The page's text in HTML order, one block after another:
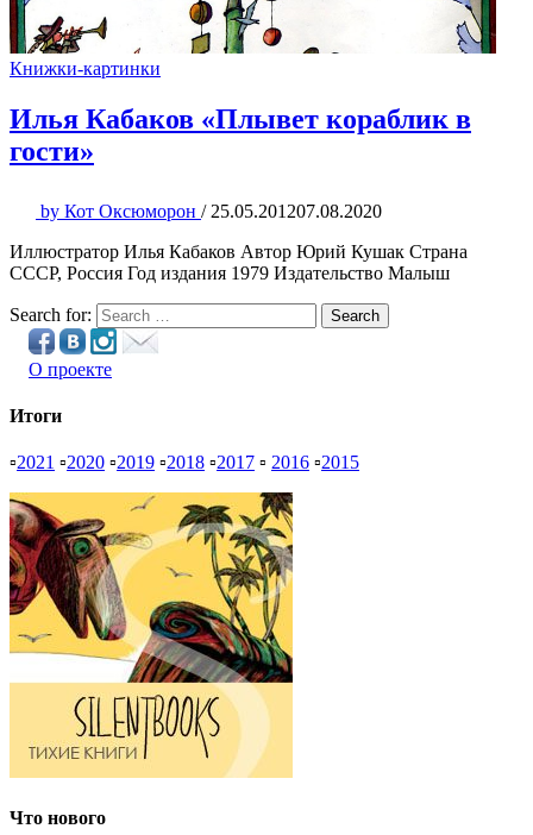
Книжки-картинки
Илья Кабаков «Плывет кораблик в
гости»
by Кот Оксюморон / 25.05.201207.08.2020
Иллюстратор Илья Кабаков Автор Юрий Кушак Страна
СССР, Россия Год издания 1979 Издательство Малыш
Search for: Search
О проекте
Итоги
▫2021 ▫2020 ▫2019 ▫2018 ▫2017 ▫ 2016 ▫2015
Что нового